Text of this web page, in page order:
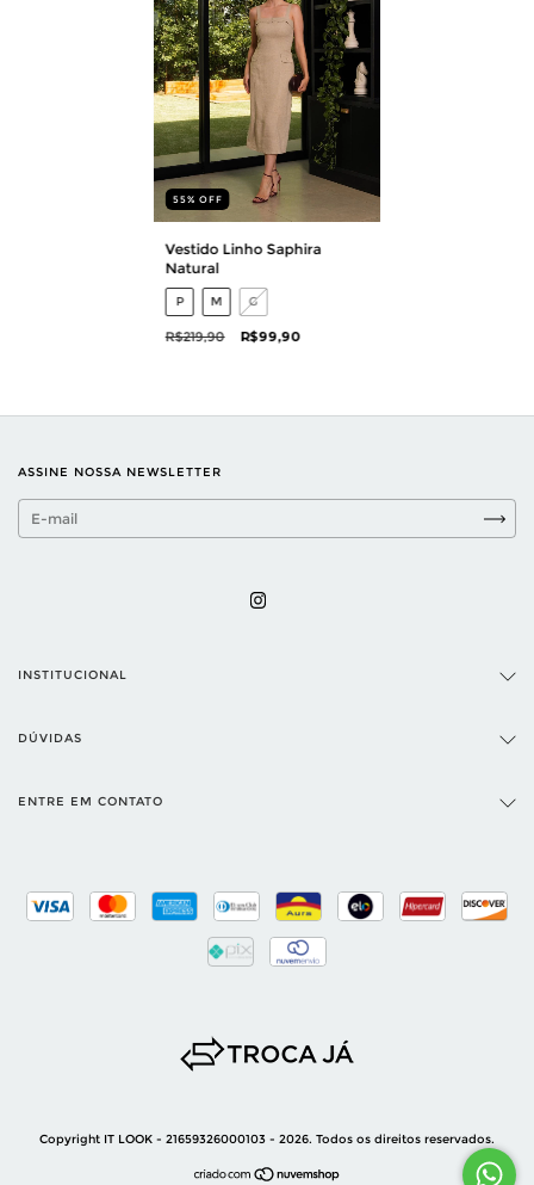
55% OFF
Vestido Linho Saphira
Natural
P M G
R$219,90 R$99,90
ASSINE NOSSA NEWSLETTER
INSTITUCIONAL
DÚVIDAS
ENTRE EM CONTATO
Copyright IT LOOK - 21659326000103 - 2026. Todos os direitos reservados.